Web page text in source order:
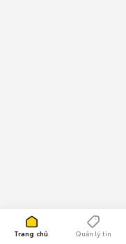
Trang chủ Quản lý tin